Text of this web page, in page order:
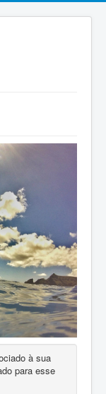
à sua
para esse